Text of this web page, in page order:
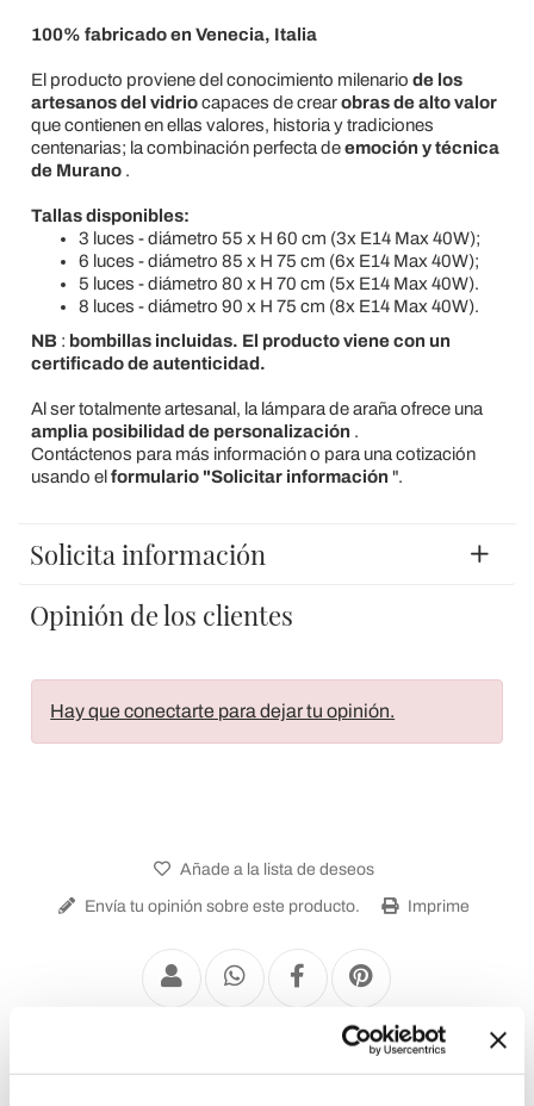
100% fabricado en Venecia, Italia
El producto proviene del conocimiento milenario de los
artesanos del vidriocapaces de crearobras de alto valor
que contienen en ellas valores, historia y tradiciones
centenarias; la combinación perfecta deemoción y técnica
de Murano.
Tallas disponibles:
3 luces - diámetro 55 x H 60 cm (3x E14 Max 40W);
6 luces - diámetro 85 x H 75 cm (6x E14 Max 40W);
5 luces - diámetro 80 x H 70 cm (5x E14 Max 40W).
8 luces - diámetro 90 x H 75 cm (8x E14 Max 40W).
NB: bombillas incluidas. El producto viene con un
certificado de autenticidad.
Al ser totalmente artesanal, la lámpara de araña ofrece una
amplia posibilidad de personalización .
Contáctenos para más información o para una cotización
usando el formulario "Solicitar información ".
Solicita información
Opinión de los clientes
Hay que conectarte para dejar tu opinión.
Añade a la lista de deseos
Envía tu opinión sobre este producto. Imprime
Lámparas Araña Clásicas